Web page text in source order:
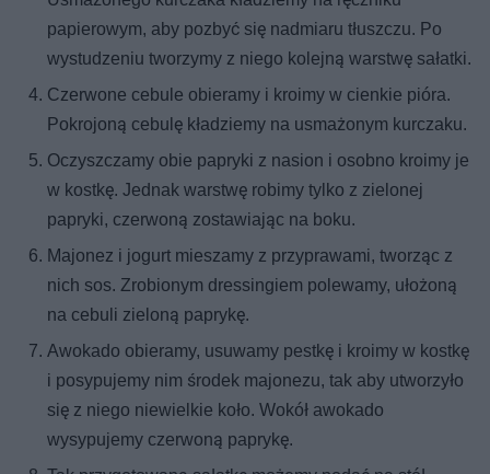
papierowym, aby pozbyć się nadmiaru tłuszczu. Po
wystudzeniu tworzymy z niego kolejną warstwę sałatki.
Czerwone cebule obieramy i kroimy w cienkie pióra.
Pokrojoną cebulę kładziemy na usmażonym kurczaku.
Oczyszczamy obie papryki z nasion i osobno kroimy je
w kostkę. Jednak warstwę robimy tylko z zielonej
papryki, czerwoną zostawiając na boku.
Majonez i jogurt mieszamy z przyprawami, tworząc z
nich sos. Zrobionym dressingiem polewamy, ułożoną
na cebuli zieloną paprykę.
Awokado obieramy, usuwamy pestkę i kroimy w kostkę
i posypujemy nim środek majonezu, tak aby utworzyło
się z niego niewielkie koło. Wokół awokado
wysypujemy czerwoną paprykę.